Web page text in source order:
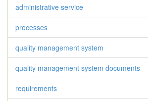
administrative service
processes
quality management system
quality management system documents
requirements